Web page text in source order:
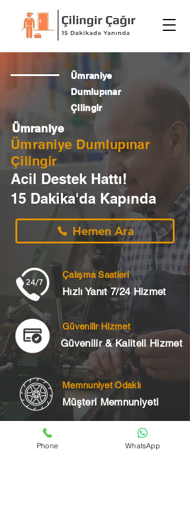
Ümraniye
Dumlupınar
Çilingir
Ümraniye
Ümraniye Dumlupınar
Çilingir
Acil Destek Hattı!
15 Dakika'da Kapında
Hemen Ara
Çalışma Saatleri
Hızlı Yanıt 7/24 Hizmet
Güvenilir Hizmet
Güvenilir & Kaliteli Hizmet
Memnuniyet Odaklı
Müşteri Memnuniyeti
Phone WhatsApp